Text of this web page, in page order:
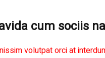
cum sociis
volutpat orci at